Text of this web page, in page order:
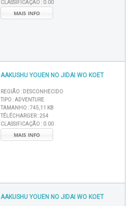
CLASSIFICAÇÃO : 0.00
MAIS INFO
AAKUSHU YOUEN NO JIDAI WO KOET
REGIÃO : DESCONHECIDO
TIPO :ADVENTURE
TAMANHO :745,11 KB
TÉLÉCHARGER :254
CLASSIFICAÇÃO : 0.00
MAIS INFO
AAKUSHU YOUEN NO JIDAI WO KOET